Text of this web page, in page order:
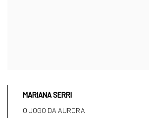
MARIANA SERRI
O JOGO DA AURORA